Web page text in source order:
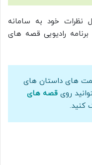
نظرات خود به سامانه
برنامه رادیویی قصه های
های داستان های
روی قصه های
کنید.